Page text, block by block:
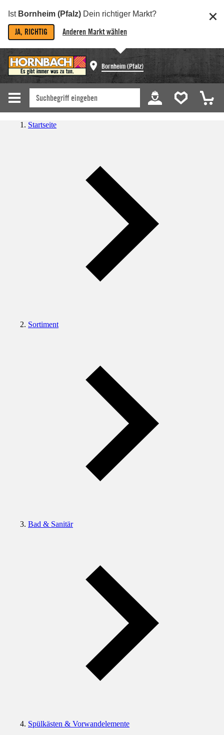
Ist Bornheim (Pfalz) Dein richtiger Markt?
JA, RICHTIG Anderen Markt wählen
Bornheim (Pfalz)
Startseite
Sortiment
Bad & Sanitär
Spülkästen & Vorwandelemente